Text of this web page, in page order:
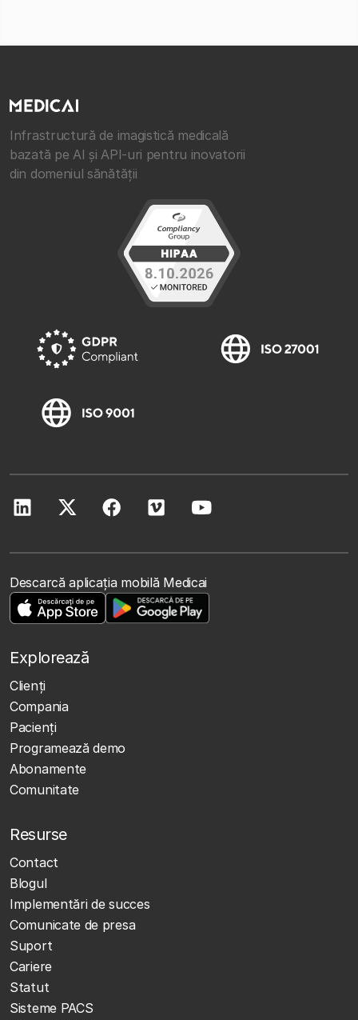
Infrastructură de imagistică medicală
bazată pe AI și API-uri pentru inovatorii
din domeniul sănătății
Descarcă aplicația mobilă Medicai
Explorează
Clienţi
Compania
Pacienți
Programează demo
Abonamente
Comunitate
Resurse
Contact
Blogul
Implementări de succes
Comunicate de presa
Suport
Cariere
Statut
Sisteme PACS